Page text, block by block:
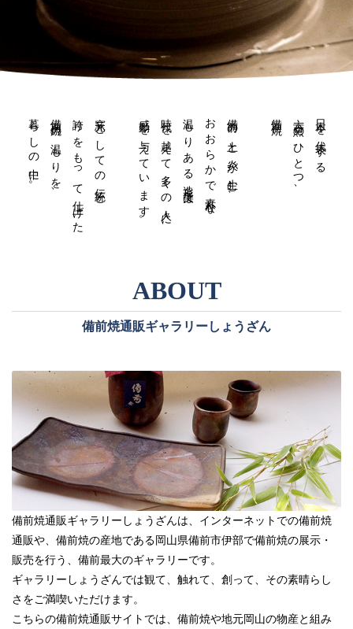
日本を代表する
六古窯のひとつ、
備前焼。
備前の土と炎が生む、
おおらかで素朴な
温もりある造形美は
時代を越えて多くの人々に
感動を与えています。
窯元としての伝統と
誇りをもって仕上げた
備前焼の温もりを、
暮らしの中に。
備前焼通販ギャラリーしょうざん
備前焼通販ギャラリーしょうざんは、インターネットでの備前焼
通販や、備前焼の産地である岡山県備前市伊部で備前焼の展示・
販売を行う、備前最大のギャラリーです。
ギャラリーしょうざんでは観て、触れて、創って、その素晴らし
さをご満喫いただけます。
こちらの備前焼通販サイトでは、備前焼や地元岡山の物産と組み